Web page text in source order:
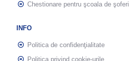
Chestionare pentru şcoala de şoferi
INFO
Politica de confidenţialitate
Politica privind cookie-urile